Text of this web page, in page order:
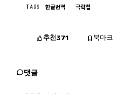
TAGS 한글번역 극락첩
추천371 북마크
댓글